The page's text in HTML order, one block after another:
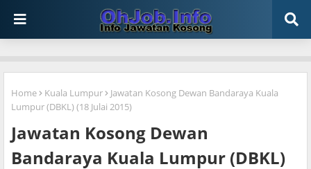
Home Kuala Lumpur
Jawatan Kosong Dewan Bandaraya Kuala
Lumpur (DBKL) (18 Julai 2015)
Jawatan Kosong Dewan
Bandaraya Kuala Lumpur (DBKL)